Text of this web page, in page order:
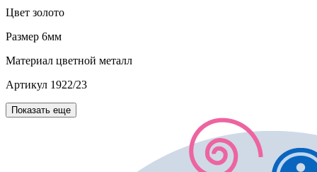
Цвет золото
Размер 6мм
Материал цветной металл
Артикул 1922/23
Показать еще